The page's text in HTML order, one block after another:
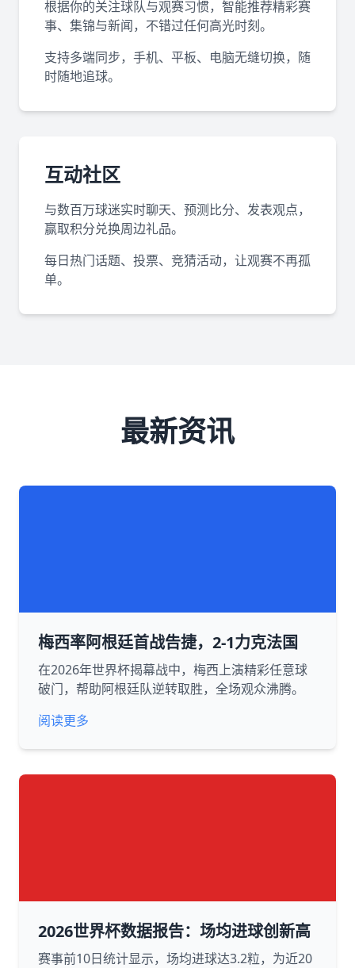
根据你的关注球队与观赛习惯，智能推荐精彩赛
事、集锦与新闻，不错过任何高光时刻。
支持多端同步，手机、平板、电脑无缝切换，随
时随地追球。
互动社区
与数百万球迷实时聊天、预测比分、发表观点，
赢取积分兑换周边礼品。
每日热门话题、投票、竞猜活动，让观赛不再孤
单。
最新资讯
梅西率阿根廷首战告捷，2-1力克法国
在2026年世界杯揭幕战中，梅西上演精彩任意球
破门，帮助阿根廷队逆转取胜，全场观众沸腾。
阅读更多
2026世界杯数据报告：场均进球创新高
赛事前10日统计显示，场均进球达3.2粒，为近20